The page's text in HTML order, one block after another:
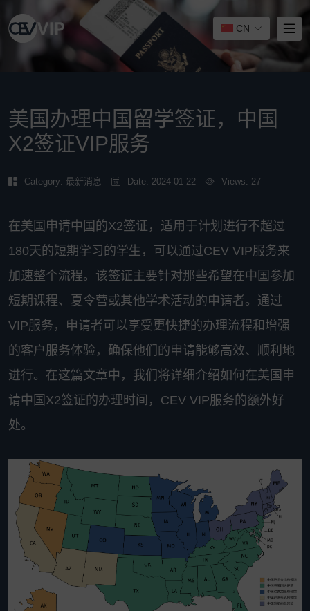
CN
美国办理中国留学签证，中国
X2签证VIP服务
Category: 最新消息 Date: 2024-01-22 Views: 27
在美国申请中国的X2签证，适用于计划进行不超过
180天的短期学习的学生，可以通过CEV VIP服务来
加速整个流程。该签证主要针对那些希望在中国参加
短期课程、夏令营或其他学术活动的申请者。通过
VIP服务，申请者可以享受更快捷的办理流程和增强
的客户服务体验，确保他们的申请能够高效、顺利地
进行。在这篇文章中，我们将详细介绍如何在美国申
请中国X2签证的办理时间，CEV VIP服务的额外好
处。